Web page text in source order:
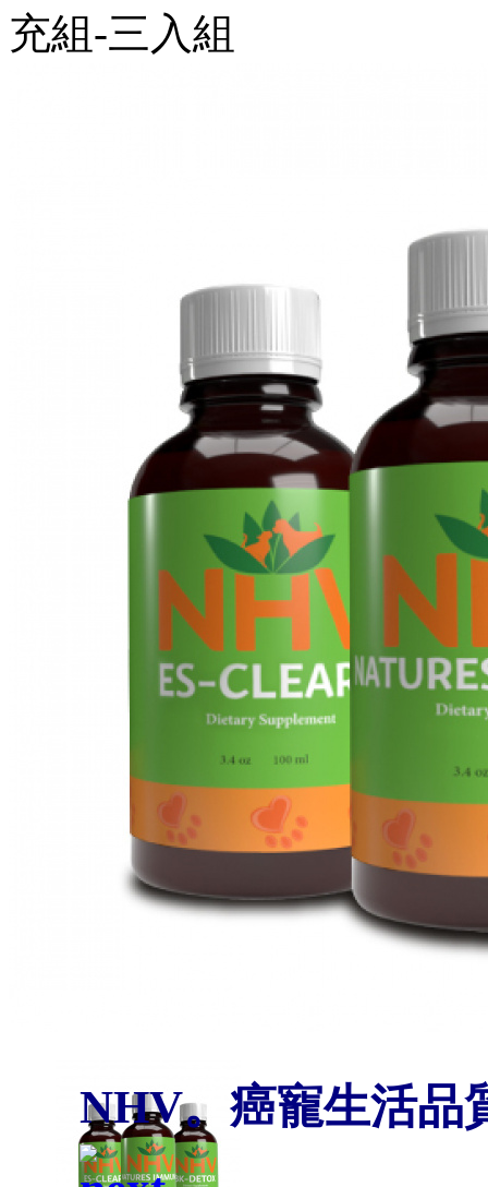
充組-三入組
NHV。癌寵生活品